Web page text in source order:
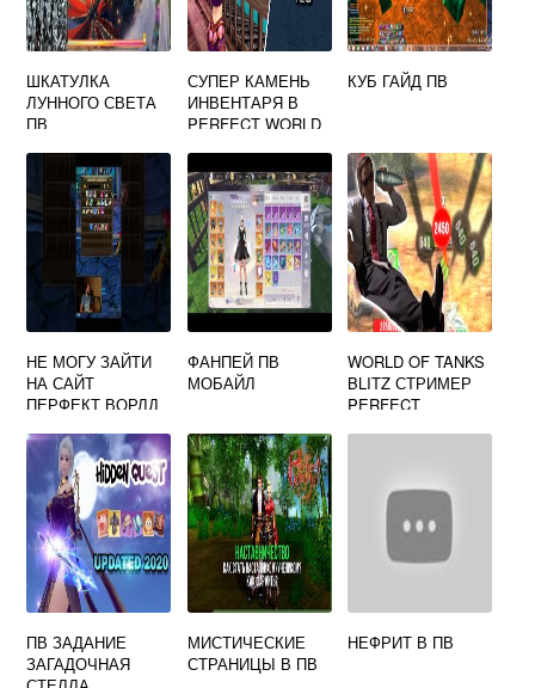
ШКАТУЛКА
ЛУННОГО СВЕТА
ПВ
СУПЕР КАМЕНЬ
ИНВЕНТАРЯ В
PERFECT WORLD
КУБ ГАЙД ПВ
НЕ МОГУ ЗАЙТИ
НА САЙТ
ПЕРФЕКТ ВОРЛД
ФАНПЕЙ ПВ
МОБАЙЛ
WORLD OF TANKS
BLITZ СТРИМЕР
PERFECT
ПВ ЗАДАНИЕ
ЗАГАДОЧНАЯ
МИСТИЧЕСКИЕ
СТРАНИЦЫ В ПВ
НЕФРИТ В ПВ